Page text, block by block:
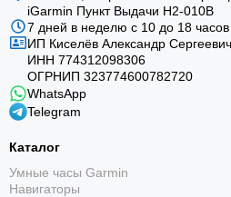
iGarmin Пункт Выдачи Н2-010В
7 дней в неделю с 10 до 18 часов
ИП Киселёв Александр Сергеевич
ИНН 774312098306
ОГРНИП 323774600782720
WhatsApp
Telegram
Каталог
Умные часы Garmin
Навигаторы